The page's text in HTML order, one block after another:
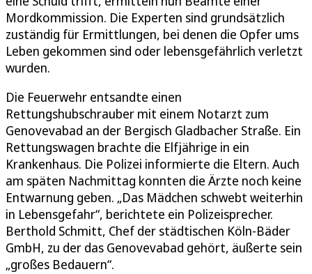
Mordkommission. Die Experten sind grundsätzlich
zuständig für Ermittlungen, bei denen die Opfer ums
Leben gekommen sind oder lebensgefährlich verletzt
wurden.
Die Feuerwehr entsandte einen
Rettungshubschrauber mit einem Notarzt zum
Genovevabad an der Bergisch Gladbacher Straße. Ein
Rettungswagen brachte die Elfjährige in ein
Krankenhaus. Die Polizei informierte die Eltern. Auch
am späten Nachmittag konnten die Ärzte noch keine
Entwarnung geben. „Das Mädchen schwebt weiterhin
in Lebensgefahr“, berichtete ein Polizeisprecher.
Berthold Schmitt, Chef der städtischen Köln-Bäder
GmbH, zu der das Genovevabad gehört, äußerte sein
„großes Bedauern“.